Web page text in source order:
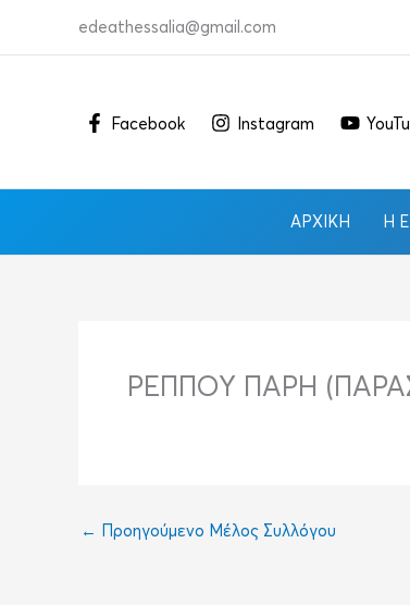
edeathessalia@gmail.com
Facebook Instagram
ΑΡΧΙΚΉ Η
ΡΕΠΠΟΥ ΠΑΡΗ
← Προηγούμενο Μέλος Συλλόγου